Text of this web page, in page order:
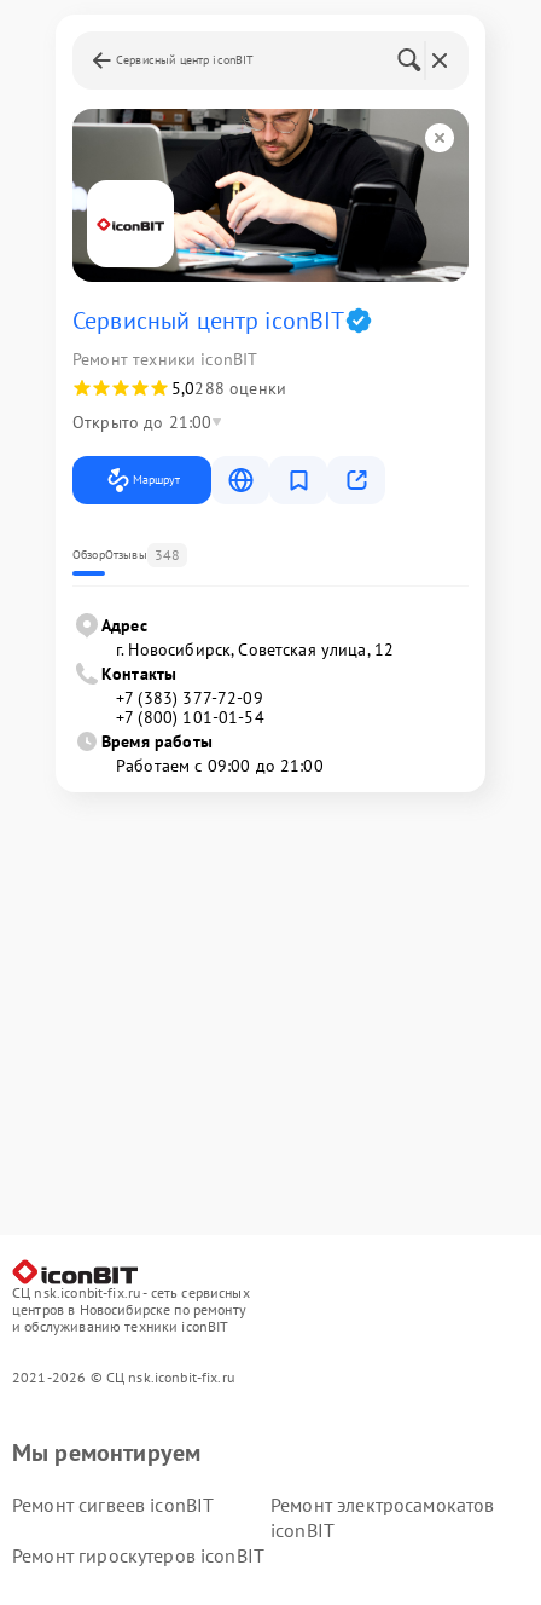
Сервисный центр iconBIT
Сервисный центр iconBIT
Ремонт техники iconBIT
5,0288 оценки
Открыто до 21:00
Маршрут
ОбзорОтзывы 348
Адрес
г. Новосибирск, Советская улица, 12
Контакты
+7 (383) 377-72-09
+7 (800) 101-01-54
Время работы
Работаем с 09:00 до 21:00
СЦ nsk.iconbit-fix.ru - сеть сервисных
центров в Новосибирске по ремонту
и обслуживанию техники iconBIT
2021-2026 © СЦ nsk.iconbit-fix.ru
Мы ремонтируем
Ремонт сигвеев iconBIT
Ремонт электросамокатов
iconBIT
Ремонт гироскутеров iconBIT